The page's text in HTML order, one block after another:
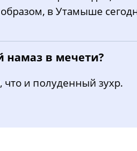
в Утамыше
намаз в мечети?
и полуденный зухр.